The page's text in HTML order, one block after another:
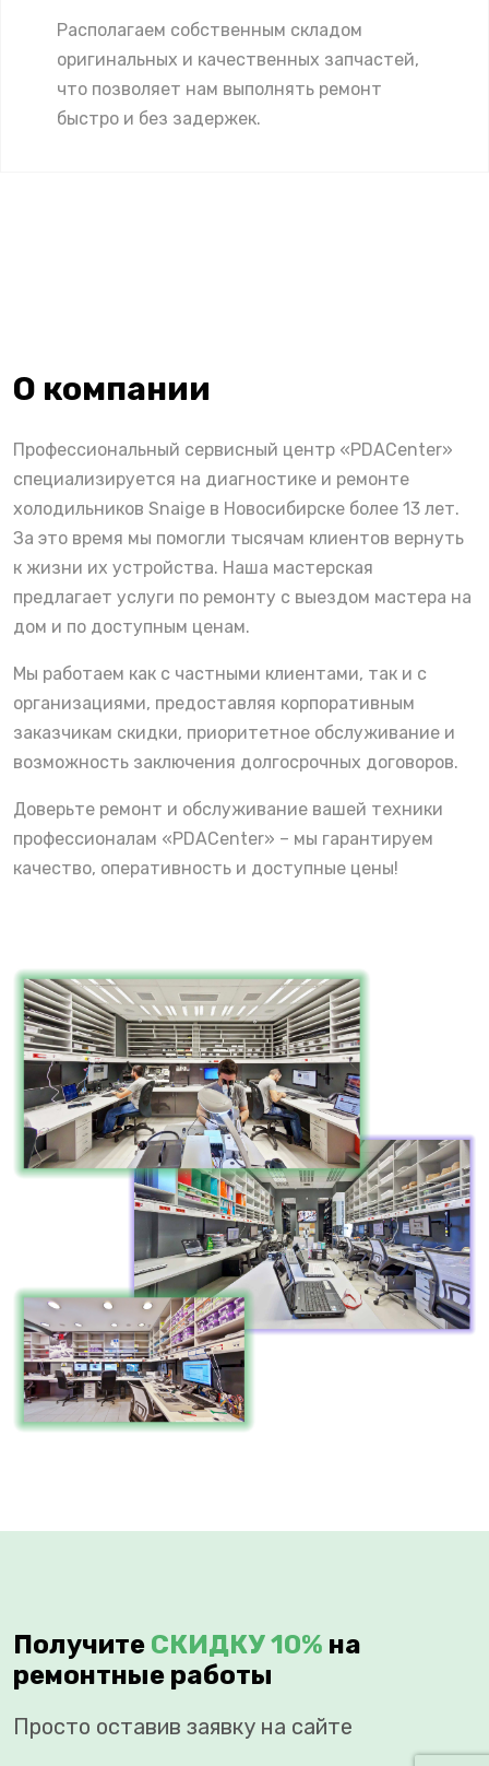
Располагаем собственным складом
оригинальных и качественных запчастей,
что позволяет нам выполнять ремонт
быстро и без задержек.
О компании
Профессиональный сервисный центр «PDACenter»
специализируется на диагностике и ремонте
холодильников Snaige в Новосибирске более 13 лет.
За это время мы помогли тысячам клиентов вернуть
к жизни их устройства. Наша мастерская
предлагает услуги по ремонту с выездом мастера на
дом и по доступным ценам.
Мы работаем как с частными клиентами, так и с
организациями, предоставляя корпоративным
заказчикам скидки, приоритетное обслуживание и
возможность заключения долгосрочных договоров.
Доверьте ремонт и обслуживание вашей техники
профессионалам «PDACenter» – мы гарантируем
качество, оперативность и доступные цены!
Получите СКИДКУ 10% на
ремонтные работы
Просто оставив заявку на сайте